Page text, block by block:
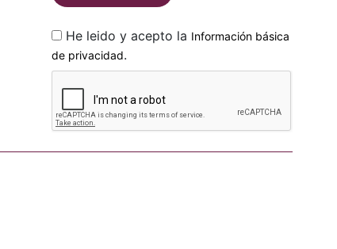
He leido y acepto la Información básica
de privacidad.